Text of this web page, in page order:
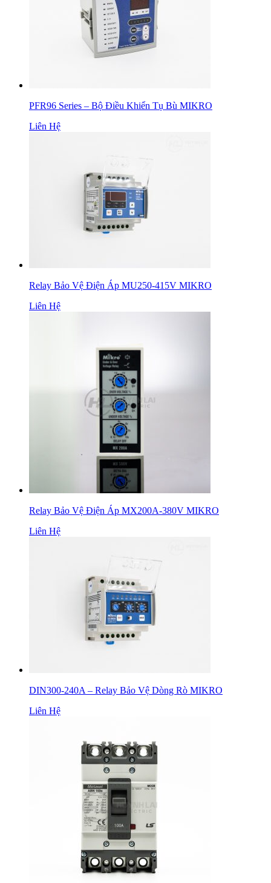
PFR96 Series – Bộ Điều Khiển Tụ Bù MIKRO
Liên Hệ
Relay Bảo Vệ Điện Áp MU250-415V MIKRO
Liên Hệ
Relay Bảo Vệ Điện Áp MX200A-380V MIKRO
Liên Hệ
DIN300-240A – Relay Bảo Vệ Dòng Rò MIKRO
Liên Hệ